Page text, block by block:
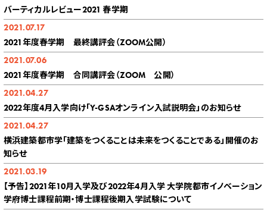
バーティカルレビュー2021 春学期
2021.07.17
2021年度春学期 最終講評会（ZOOM公開）
2021.07.06
2021年度春学期 合同講評会（ZOOM 公開）
2021.04.27
2022年度4月入学向け「Y-GSAオンライン入試説明会」のお知らせ
2021.04.27
横浜建築都市学「建築をつくることは未来をつくることである」開催のお
知らせ
2021.03.19
【予告】2021年10月入学及び2022年4月入学 大学院都市イノベーション
学府博士課程前期・博士課程後期入学試験について